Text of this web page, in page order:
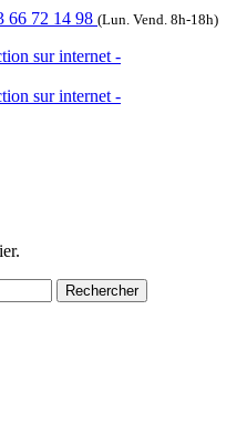
66 72 14 98 (Lun. Vend. 8h-18h)
Rechercher